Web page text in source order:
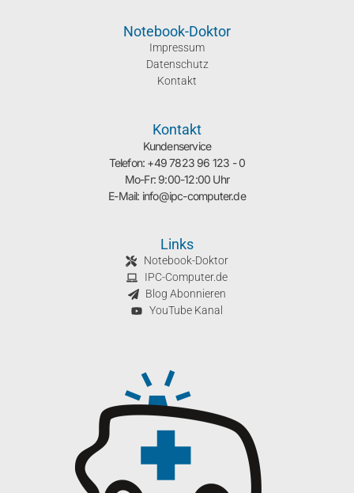
Notebook-Doktor
Impressum
Datenschutz
Kontakt
Kontakt
Kundenservice
Telefon: +49 7823 96 123 - 0
Mo-Fr: 9:00-12:00 Uhr
E-Mail: info@ipc-computer.de
Links
Notebook-Doktor
IPC-Computer.de
Blog Abonnieren
YouTube Kanal